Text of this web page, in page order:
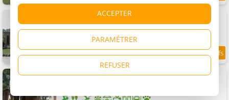
Gîte Nature - Le Clos des Dryades
Gîte, 80 m²
6 personnes, 2 chambres, 1 salle de bains
10
Gîte Yin et Yang - Le Clos des Dryades
ACCEPTER
PARAMÉTRER
REFUSER